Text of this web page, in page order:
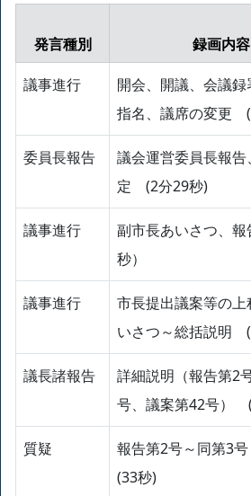
発言種別 録画内容
議事進行
開会、開議、会議
指名、議席の変更
委員長報告
議会運営委員長報
定 (2分29秒)
議事進行
副市長あいさつ、
秒）
議事進行
市長提出議案等の上
いさつ～総括説明
議長諸報告
詳細説明（報告第2
号、議案第42号）
質疑
報告第2号～同第3
(33秒)